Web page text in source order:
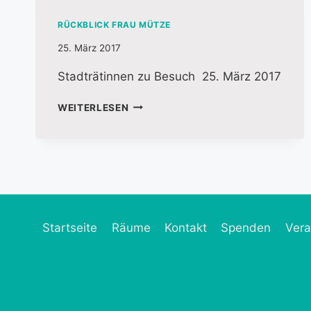
RÜCKBLICK FRAU MÜTZE
25. März 2017
Stadträtinnen zu Besuch 25. März 2017
WEITERLESEN
Startseite Räume Kontakt Spenden